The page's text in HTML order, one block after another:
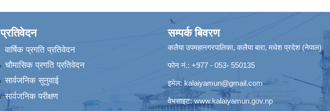
प्रतिवेदन
वार्षिक प्रगति प्रतिवेदन
चौमासिक प्रगति प्रतिवेदन
सार्वजनिक सुनुवाई
सार्वजनिक परीक्षण
सम्पर्क बिवरण
कलैया उपमहानगरपालिका, कलैया बारा, मधेश प्रदेश (नेपाल)
फोन नं.: +977 - 053- 550135
इमेल: kalaiyamun@gmail.com
वेभसाइट:www.kalaiyamun.gov.np